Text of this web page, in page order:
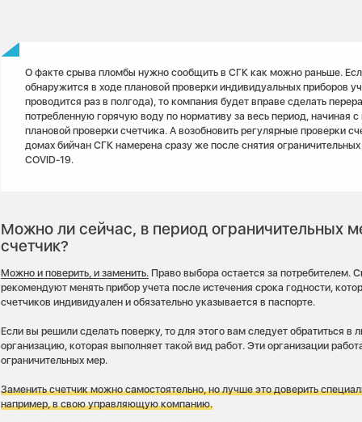
О факте срыва пломбы нужно сообщить в СГК как можно раньше.
обнаружится в ходе плановой проверки индивидуальных приборов
проводится раз в полгода), то компания будет вправе сделать
потребленную горячую воду по нормативу за весь период, начиная
плановой проверки счетчика. А возобновить регулярные проверки
домах бийчан СГК намерена сразу же после снятия
COVID-19.
Можно ли сейчас, в период ограничительных
счетчик?
Можно и поверить, и заменить. Право выбора остается за потребителем.
рекомендуют менять прибор учета после истечения срока годности,
счетчиков индивидуален и обязательно указывается в паспорте.
Если вы решили сделать поверку, то для этого вам следует обратиться
организацию, которая выполняет такой вид работ. Эти организации
ограничительных мер.
Заменить счетчик можно самостоятельно, но лучше это доверить
например, в свою управляющую компанию.